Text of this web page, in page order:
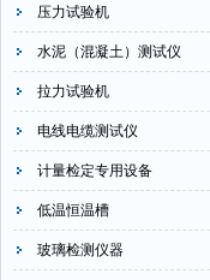
压力试验机
水泥（混凝土）测试仪
拉力试验机
电线电缆测试仪
计量检定专用设备
低温恒温槽
玻璃检测仪器